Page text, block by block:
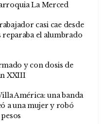
La Merced
casi cae desde
reparaba el alumbrado
y con dosis de
XXIII
América: una banda
a una mujer y robó